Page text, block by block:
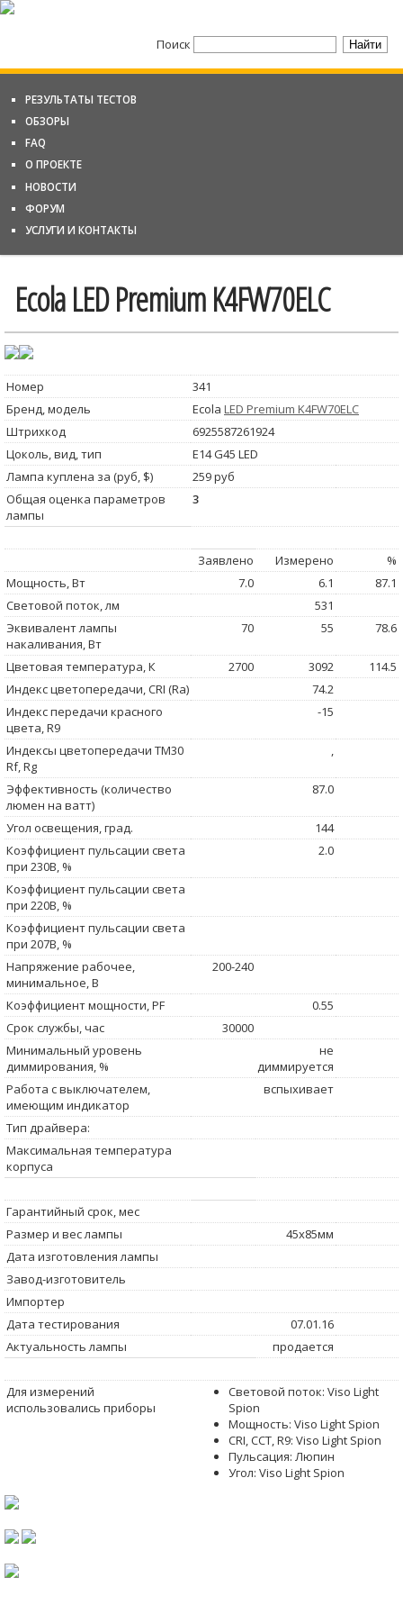
Поиск
РЕЗУЛЬТАТЫ ТЕСТОВ
ОБЗОРЫ
FAQ
О ПРОЕКТЕ
НОВОСТИ
ФОРУМ
УСЛУГИ И КОНТАКТЫ
Ecola LED Premium K4FW70ELC
Номер
341
Бренд, модель
Ecola LED Premium K4FW70ELC
Штрихкод
6925587261924
Цоколь, вид, тип
E14 G45 LED
Лампа куплена за (руб, $)
259 руб
Общая оценка параметров
лампы
3
Заявлено Измерено
%
Мощность, Вт
7.0 6.1
87.1
Световой поток, лм
531
Эквивалент лампы
накаливания, Вт
70 55 78.6
Цветовая температура, К 2700 3092
114.5
Индекс цветопередачи, CRI (Ra)
74.2
Индекс передачи красного
цвета, R9
-15
Индексы цветопередачи TM30
Rf, Rg
,
Эффективность (количество
люмен на ватт)
87.0
Угол освещения, град.
144
Коэффициент пульсации света
при 230В, %
2.0
Коэффициент пульсации света
при 220В, %
Коэффициент пульсации света
при 207В, %
Напряжение рабочее,
минимальное, В
200-240
Коэффициент мощности, PF
0.55
Срок службы, час
30000
Минимальный уровень
диммирования, %
не
диммируется
Работа с выключателем,
имеющим индикатор
вспыхивает
Тип драйвера:
Максимальная температура
корпуса
Гарантийный срок, мес
Размер и вес лампы
45x85мм
Дата изготовления лампы
Завод-изготовитель
Импортер
Дата тестирования
07.01.16
Актуальность лампы
продается
Для измерений
использовались приборы
Световой поток: Viso Light
Spion
Мощность: Viso Light Spion
CRI, CCT, R9: Viso Light Spion
Пульсация: Люпин
Угол: Viso Light Spion